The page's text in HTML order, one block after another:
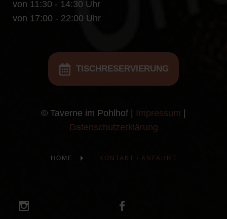
von 11:30 - 14:30 Uhr
von 17:00 - 22:00 Uhr
TISCHRESERVIERUNG
© Taverne im Pohlhof | Impressum
Datenschutzerklärung
HOME KONTAKT / ANFAHRT